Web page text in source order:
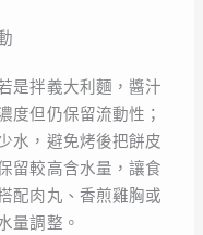
是拌義大利麵，醬汁
度但仍保留流動性；
水，避免烤後把餅皮
留較高含水量，讓食
配肉丸、香煎雞胸或
量調整。